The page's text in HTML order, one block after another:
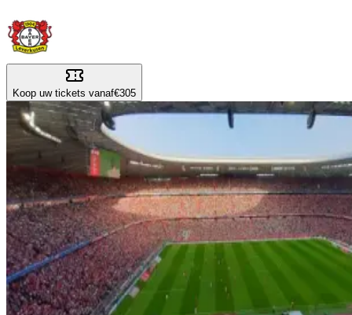
Koop uw tickets vanaf€305